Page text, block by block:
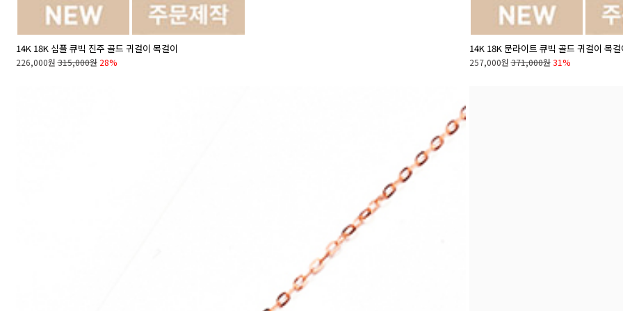
14K 18K 심플 큐빅 진주 골드 귀걸이 목걸이
226,000원 315,000원 28%
14K 18K 문라이트 큐빅 골드 귀걸이 목걸
257,000원 371,000원 31%